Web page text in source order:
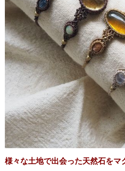
様々な土地で出会った天然石をマ